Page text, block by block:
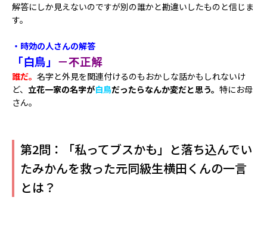
解答にしか見えないのですが別の誰かと勘違いしたものと信じま
す。
・時効の人さんの解答
「白鳥」 －不正解
誰だ。 名字と外見を関連付けるのもおかしな話かもしれないけ
ど、 立花一家の名字が白鳥だったらなんか変だと思う。 特にお母
さん。
第2問：「私ってブスかも」と落ち込んでい
たみかんを救った元同級生横田くんの一言
とは？